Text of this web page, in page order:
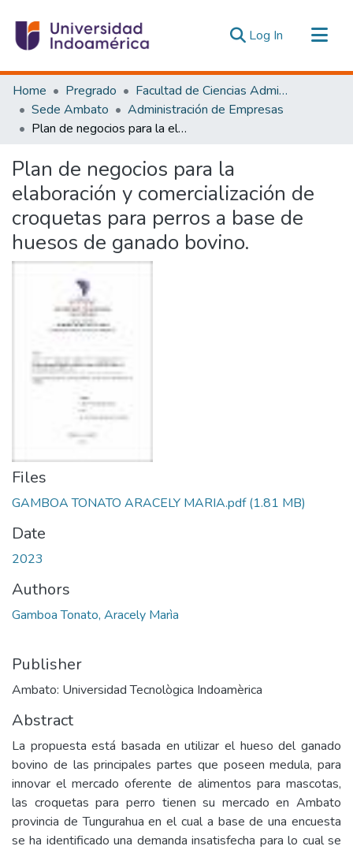
Log In (current)
Communities & Collections
All of DSpace
Statistics
Home Pregrado
Facultad de Ciencias Administrativas y Económicas
Sede Ambato
Administración de Empresas
Plan de negocios para la elaboración y comercialización de croquetas para perros a base de huesos de ganado bovino.
Plan de negocios para la
elaboración y comercialización de
croquetas para perros a base de
huesos de ganado bovino.
Files
GAMBOA TONATO ARACELY MARIA.pdf(1.81 MB)
Date
2023
Authors
Gamboa Tonato, Aracely Marìa
Publisher
Ambato: Universidad Tecnològica Indoamèrica
Abstract
La propuesta está basada en utilizar el hueso del ganado
bovino de las principales partes que poseen medula, para
innovar el mercado oferente de alimentos para mascotas,
las croquetas para perro tienen su mercado en Ambato
provincia de Tungurahua en el cual a base de una encuesta
se ha identificado una demanda insatisfecha para lo cual se